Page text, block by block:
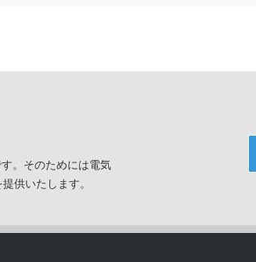
。そのためには電気
供いたします。